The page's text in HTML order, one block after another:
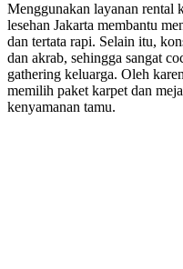
Menggunakan layanan rental
lesehan Jakarta membantu
dan tertata rapi. Selain itu,
dan akrab, sehingga sangat
gathering keluarga. Oleh
memilih paket karpet dan
kenyamanan tamu.